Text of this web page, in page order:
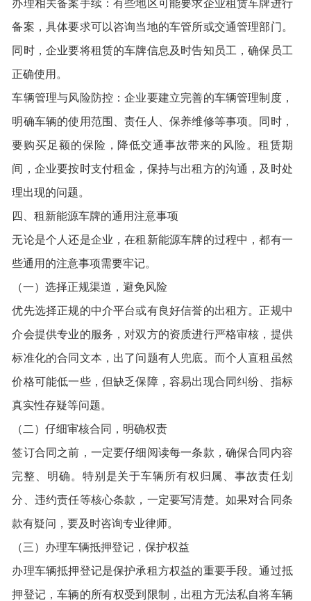
办理相关备案手续：有些地区可能要求企业租赁车牌进行
备案，具体要求可以咨询当地的车管所或交通管理部门。
同时，企业要将租赁的车牌信息及时告知员工，确保员工
正确使用。
车辆管理与风险防控：企业要建立完善的车辆管理制度，
明确车辆的使用范围、责任人、保养维修等事项。同时，
要购买足额的保险，降低交通事故带来的风险。租赁期
间，企业要按时支付租金，保持与出租方的沟通，及时处
理出现的问题。
四、租新能源车牌的通用注意事项
无论是个人还是企业，在租新能源车牌的过程中，都有一
些通用的注意事项需要牢记。
（一）选择正规渠道，避免风险
优先选择正规的中介平台或有良好信誉的出租方。正规中
介会提供专业的服务，对双方的资质进行严格审核，提供
标准化的合同文本，出了问题有人兜底。而个人直租虽然
价格可能低一些，但缺乏保障，容易出现合同纠纷、指标
真实性存疑等问题。
（二）仔细审核合同，明确权责
签订合同之前，一定要仔细阅读每一条款，确保合同内容
完整、明确。特别是关于车辆所有权归属、事故责任划
分、违约责任等核心条款，一定要写清楚。如果对合同条
款有疑问，要及时咨询专业律师。
（三）办理车辆抵押登记，保护权益
办理车辆抵押登记是保护承租方权益的重要手段。通过抵
押登记，车辆的所有权受到限制，出租方无法私自将车辆